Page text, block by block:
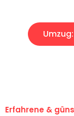
Umzug:
Erfahrene &